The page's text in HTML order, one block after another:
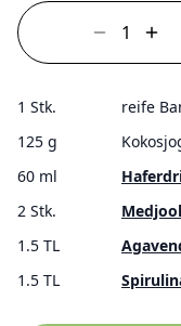
1 Stk.
reife
125 g
60 ml
2 Stk.
1.5 TL
1.5 TL